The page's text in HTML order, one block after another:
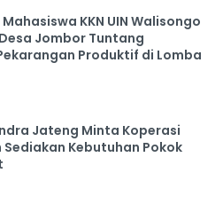
KKN UIN Walisongo
Jombor Tuntang
Produktif di Lomba
Jateng Minta Koperasi
Sediakan Kebutuhan Pokok